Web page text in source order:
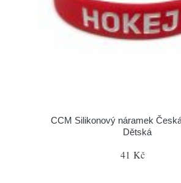
CCM Silikonový náramek
Dětská
41 Kč